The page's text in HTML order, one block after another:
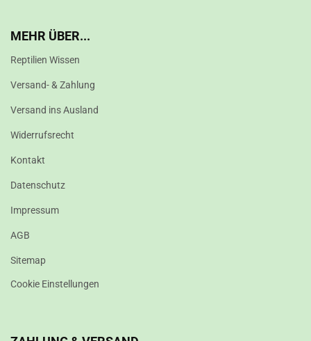
MEHR ÜBER...
Reptilien Wissen
Versand- & Zahlung
Versand ins Ausland
Widerrufsrecht
Kontakt
Datenschutz
Impressum
AGB
Sitemap
Cookie Einstellungen